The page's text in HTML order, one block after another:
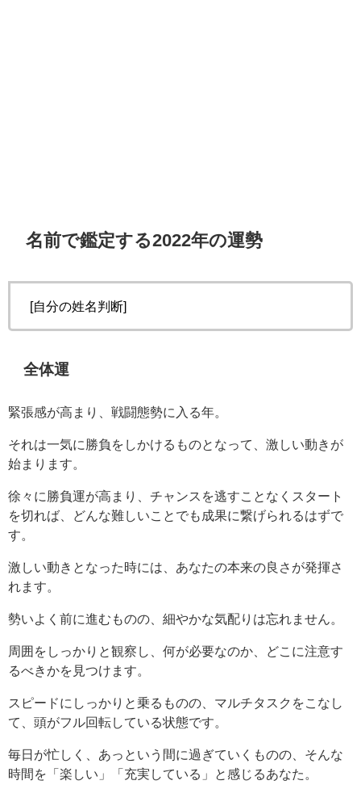
名前で鑑定する2022年の運勢
[自分の姓名判断]
全体運
緊張感が高まり、戦闘態勢に入る年。
それは一気に勝負をしかけるものとなって、激しい動きが
始まります。
徐々に勝負運が高まり、チャンスを逃すことなくスタート
を切れば、どんな難しいことでも成果に繋げられるはずで
す。
激しい動きとなった時には、あなたの本来の良さが発揮さ
れます。
勢いよく前に進むものの、細やかな気配りは忘れません。
周囲をしっかりと観察し、何が必要なのか、どこに注意す
るべきかを見つけます。
スピードにしっかりと乗るものの、マルチタスクをこなし
て、頭がフル回転している状態です。
毎日が忙しく、あっという間に過ぎていくものの、そんな
時間を「楽しい」「充実している」と感じるあなた。